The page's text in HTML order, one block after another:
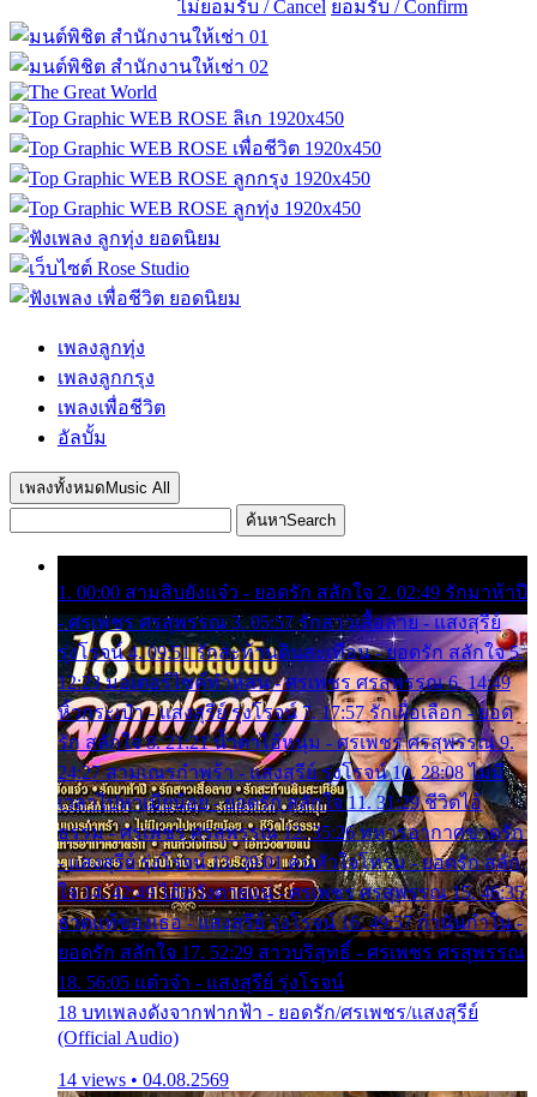
ไม่ยอมรับ / Cancel ยอมรับ / Confirm
เพลงลูกทุ่ง
เพลงลูกกรุง
เพลงเพื่อชีวิต
อัลบั้ม
เพลงทั้งหมด Music All
ค้นหาSearch
1. 00:00 สามสิบยังแจ๋ว - ยอดรัก สลักใจ 2. 02:49 รักมาห้าปี
- ศรเพชร ศรสุพรรณ 3. 05:57 รักสาวเสื้อลาย - แสงสุรีย์
รุ่งโรจน์ 4. 09:51 รักสะท้านดินสะเทือน - ยอดรัก สลักใจ 5.
12:23 มอเตอร์ไซค์ทำหล่น - ศรเพชร ศรสุพรรณ 6. 14:49
หิ้วกระเป๋า - แสงสุรีย์ รุ่งโรจน์ 7. 17:57 รักเผื่อเลือก - ยอด
รัก สลักใจ 8. 21:21 น้ำตาไอ้หนุ่ม - ศรเพชร ศรสุพรรณ 9.
24:27 สามเณรกำพร้า - แสงสุรีย์ รุ่งโรจน์ 10. 28:08 ไม่มี
เวลาไปหาเมียน้อย - ยอดรัก สลักใจ 11. 31:29 ชีวิตไอ้
ธรรม - ศรเพชร ศรสุพรรณ 12. 35:26 ทหารอากาศขาดรัก
- แสงสุรีย์ รุ่งโรจน์ 13. 39:01 คนหัวใจโทรม - ยอดรัก สลัก
ใจ 14. 42:49 ไอ้หวังตายแน่ - ศรเพชร ศรสุพรรณ 15. 46:35
ธาตุแท้ของเธอ - แสงสุรีย์ รุ่งโรจน์ 16. 49:57 กำนันกำใน -
ยอดรัก สลักใจ 17. 52:29 สาวบริสุทธิ์ - ศรเพชร ศรสุพรรณ
18. 56:05 แต๋วจ๋า - แสงสุรีย์ รุ่งโรจน์
18 บทเพลงดังจากฟากฟ้า - ยอดรัก/ศรเพชร/แสงสุรีย์
(Official Audio)
14 views • 04.08.2569